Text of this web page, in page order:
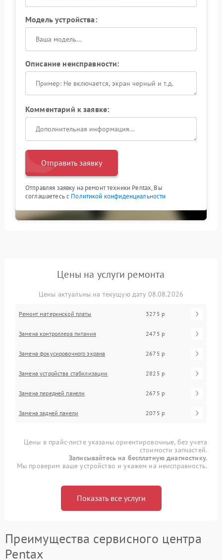
Модель устройства:
Описание неисправности:
Комментарий к заявке:
Отправить заявку
Отправляя заявку на ремонт техники Pentax, Вы
соглашаетесь с Политикой конфиденциальности
Цены на услуги ремонта
Цены актуальны на текущую дату 08.08.2026
Ремонт материнской платы 3275 р
Замена контроллера питания 2475 р
Замена фокусировочного экрана 2675 р
Замена устройства стабилизации 2825 р
Замена передней панели 2675 р
Замена задней панели 2075 р
Цены в прайс-листе указаны ориентировочные, без учета
стоимости запчастей.
Записывайтесь на бесплатную диагностику.
Мы проверим ваше устройство и укажем на неисправность.
Показать все услуги
Преимущества сервисного центра
Pentax